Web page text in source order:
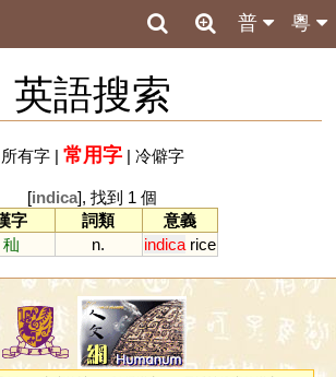
粵
普
英語搜索
所有字| 常用字| 冷僻字
[indica], 找到 1 個
字
詞類
意義
秈
n. indica rice